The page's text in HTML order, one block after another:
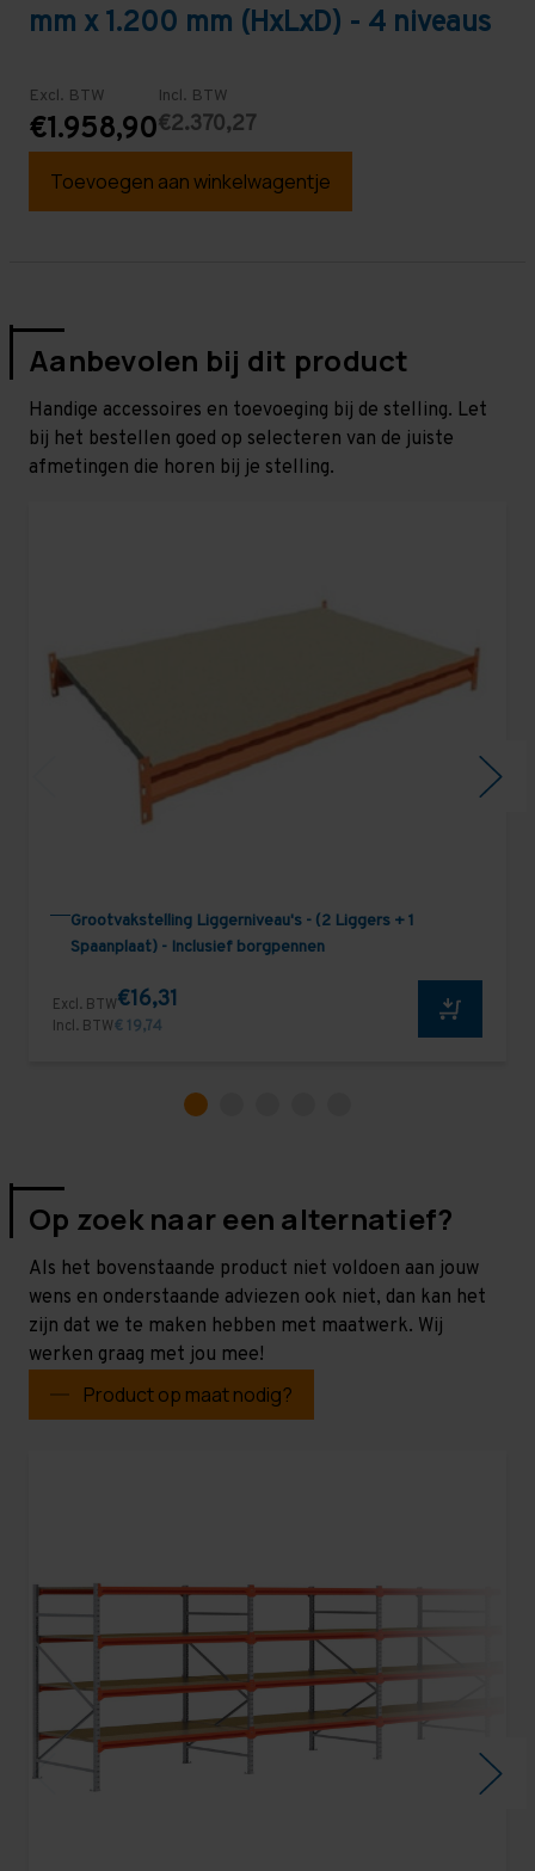
mm x 1.200 mm (HxLxD) - 4 niveaus
Excl. BTW
€1.958,90
Incl. BTW
€2.370,27
Toevoegen aan winkelwagentje
Aanbevolen bij dit product
Handige accessoires en toevoeging bij de stelling. Let
bij het bestellen goed op selecteren van de juiste
afmetingen die horen bij je stelling.
Grootvakstelling Liggerniveau's - (2 Liggers + 1
Spaanplaat) - Inclusief borgpennen
Excl. BTW€16,31
Incl. BTW€ 19,74
Op zoek naar een alternatief?
Als het bovenstaande product niet voldoen aan jouw
wens en onderstaande adviezen ook niet, dan kan het
zijn dat we te maken hebben met maatwerk. Wij
werken graag met jou mee!
Product op maat nodig?